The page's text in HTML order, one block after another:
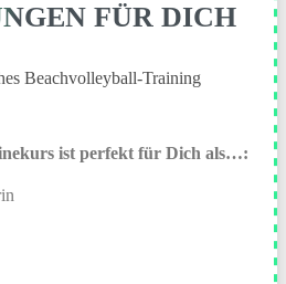
FÜR DICH
Beachvolleyball-Training
ist perfekt für Dich als…: